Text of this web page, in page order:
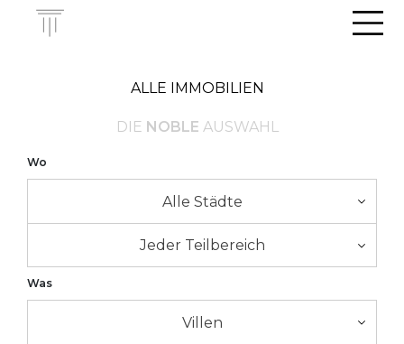
ALLE IMMOBILIEN
DIE NOBLE AUSWAHL
Wo
Alle Städte
Jeder Teilbereich
Was
Villen